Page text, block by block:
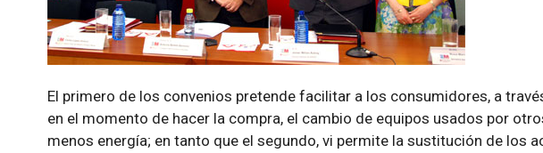
El primero de los convenios pretende facilitar a los consumidores, a
en el momento de hacer la compra, el cambio de equipos usados por
menos energía; en tanto que el segundo, vi permite la sustitución de los